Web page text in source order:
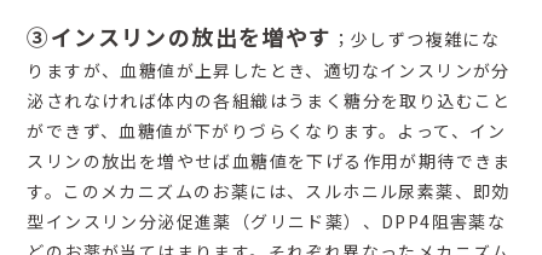
③インスリンの放出を増やす ；少しずつ複雑にな
りますが、血糖値が上昇したとき、適切なインスリンが分
泌されなければ体内の各組織はうまく糖分を取り込むこと
ができず、血糖値が下がりづらくなります。よって、イン
スリンの放出を増やせば血糖値を下げる作用が期待できま
す。このメカニズムのお薬には、スルホニル尿素薬、即効
型インスリン分泌促進薬（グリニド薬）、DPP4阻害薬な